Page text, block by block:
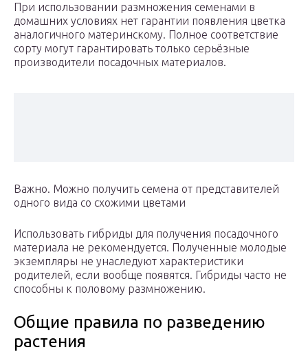
При использовании размножения семенами в
домашних условиях нет гарантии появления цветка
аналогичного материнскому. Полное соответствие
сорту могут гарантировать только серьёзные
производители посадочных материалов.
Важно. Можно получить семена от представителей
одного вида со схожими цветами
Использовать гибриды для получения посадочного
материала не рекомендуется. Полученные молодые
экземпляры не унаследуют характеристики
родителей, если вообще появятся. Гибриды часто не
способны к половому размножению.
Общие правила по разведению
растения